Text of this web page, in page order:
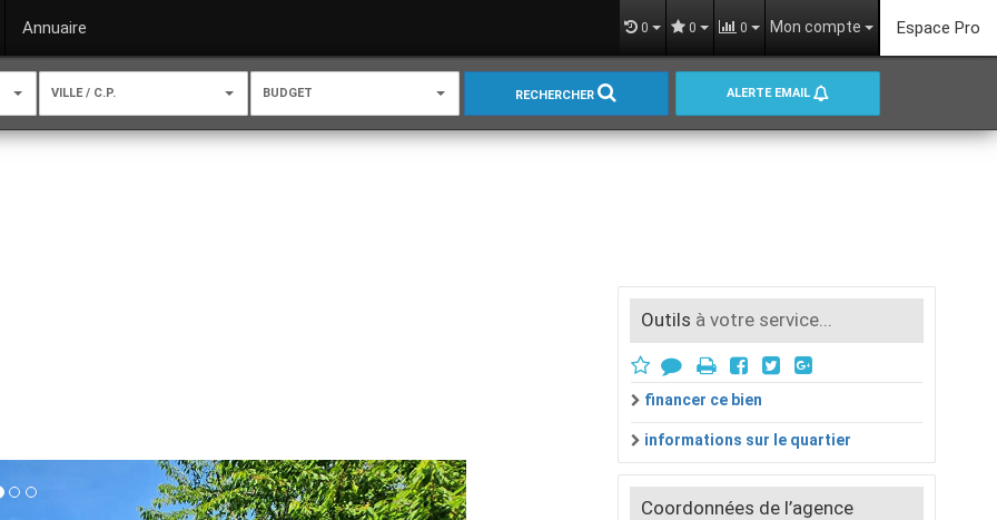
Annuaire 0 0 0 Mon compte Espace Pro
VILLE / C.P. BUDGET RECHERCHER ALERTE EMAIL
Outils à votre service...
financer ce bien
informations sur le quartier
Coordonnées de l’agence